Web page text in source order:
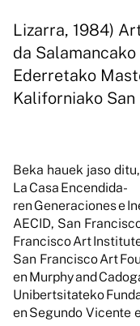
Lizarra, 1984)
da
Ederretako
Kaliforniako
Beka hauek jaso
La Casa Encendida-
ren Generaciones e
AECID, San
Francisco Art
San Francisco Art
en Murphy and
Unibertsitateko
en Segundo Vicente